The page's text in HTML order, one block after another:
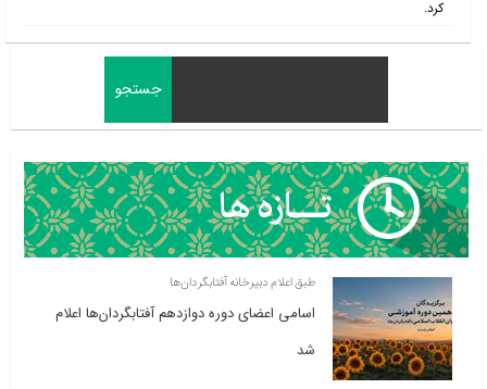
کرد.
طبق اعلام دبیرخانه آفتابگردان‌ها
اسامی اعضای دوره دوازدهم آفتابگردان‌ها اعلام
شد